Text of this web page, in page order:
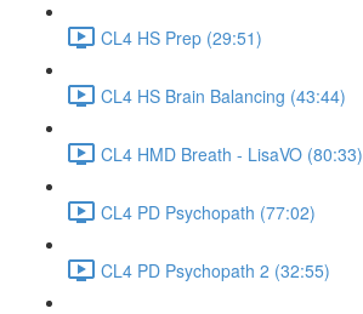
CL4 HS Prep (29:51)
CL4 HS Brain Balancing (43:44)
CL4 HMD Breath - LisaVO (80:33)
CL4 PD Psychopath (77:02)
CL4 PD Psychopath 2 (32:55)